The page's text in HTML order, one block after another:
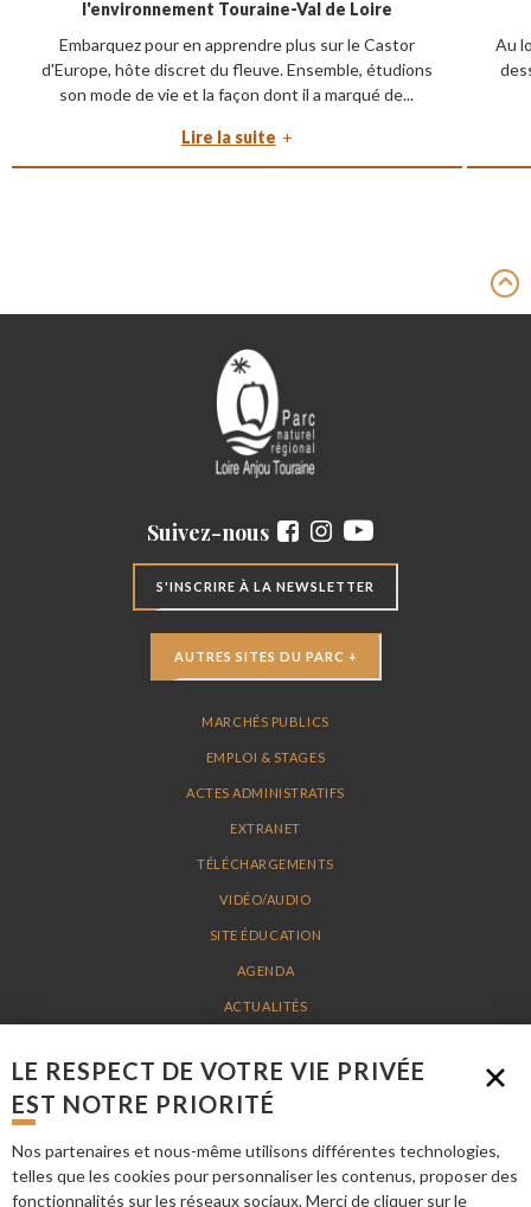
l'environnement Touraine-Val de Loire
Embarquez pour en apprendre plus sur le Castor
d'Europe, hôte discret du fleuve. Ensemble, étudions
son mode de vie et la façon dont il a marqué de...
Lire la suite
Au
MARCHÉS PUBLICS
EMPLOI & STAGES
ACTES ADMINISTRATIFS
EXTRANET
TÉLÉCHARGEMENTS
VIDÉO/AUDIO
SITE ÉDUCATION
AGENDA
ACTUALITÉS
MENTIONS LÉGALES
Suivez-nous
S'INSCRIRE À LA NEWSLETTER
AUTRES SITES DU PARC +
PARC NATUREL RÉGIONAL LOIRE-ANJOU-TOURAINE - 15 AVENUE DE LA
LE RESPECT DE VOTRE VIE PRIVÉE
EST NOTRE PRIORITÉ
Nos partenaires et nous-même utilisons différentes technologies,
telles que les cookies pour personnaliser les contenus, proposer des
fonctionnalités sur les réseaux sociaux. Merci de cliquer sur le